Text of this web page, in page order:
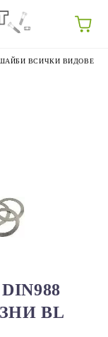
ВСИЧКИ ВИДОВЕ
BL